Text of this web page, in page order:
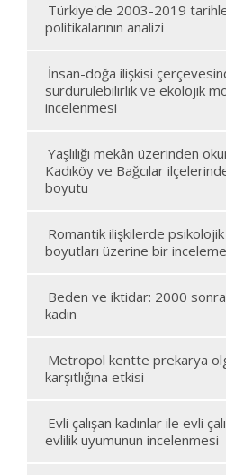
Türkiye'de 2003-2019
politikalarının analizi
İnsan-doğa ilişkisi
sürdürülebilirlik ve ekolojik
incelenmesi
Yaşlılığı mekân üzerinden
Kadıköy ve Bağcılar
boyutu
Romantik ilişkilerde
boyutları üzerine bir inceleme
Beden ve iktidar: 2000
kadın
Metropol kentte prekarya
karşıtlığına etkisi
Evli çalışan kadınlar ile evli
evlilik uyumunun incelenmesi